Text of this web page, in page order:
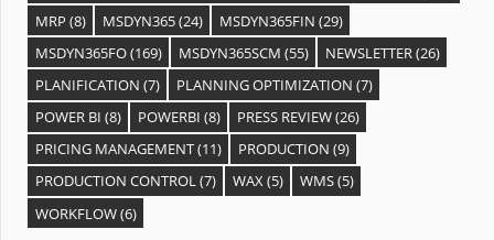
MRP (8) MSDYN365(24) MSDYN365FIN (29)
MSDYN365FO(169) MSDYN365SCM (55) NEWSLETTER(26)
PLANIFICATION (7) PLANNING OPTIMIZATION (7)
POWER BI (8) POWERBI (8) PRESS REVIEW(26)
PRICING MANAGEMENT(11) PRODUCTION (9)
PRODUCTION CONTROL(7) WAX(5) WMS(5)
WORKFLOW(6)